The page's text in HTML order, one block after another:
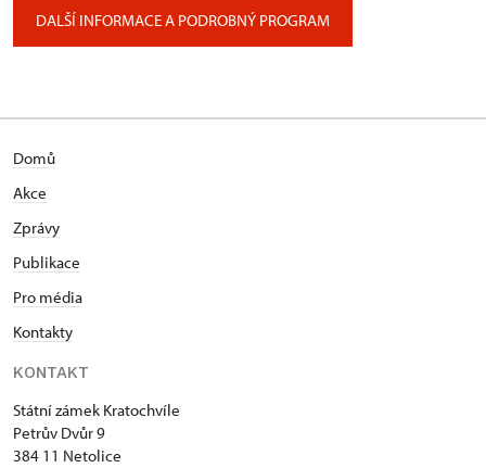
DALŠÍ INFORMACE A PODROBNÝ PROGRAM
Domů
Akce
Zprávy
Publikace
Pro média
Kontakty
KONTAKT
Státní zámek Kratochvíle
Petrův Dvůr 9
384 11 Netolice